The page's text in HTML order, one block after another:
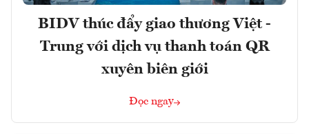
BIDV thúc đẩy giao thương Việt -
Trung với dịch vụ thanh toán QR
xuyên biên giới
Đọc ngay